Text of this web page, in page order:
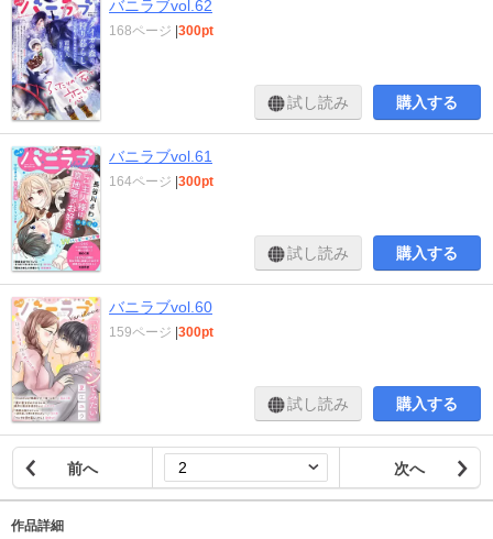
バニラブvol.62
168ページ |300pt
試し読み 購入する
バニラブvol.61
164ページ |300pt
試し読み 購入する
バニラブvol.60
159ページ |300pt
試し読み 購入する
前へ 次へ
作品詳細